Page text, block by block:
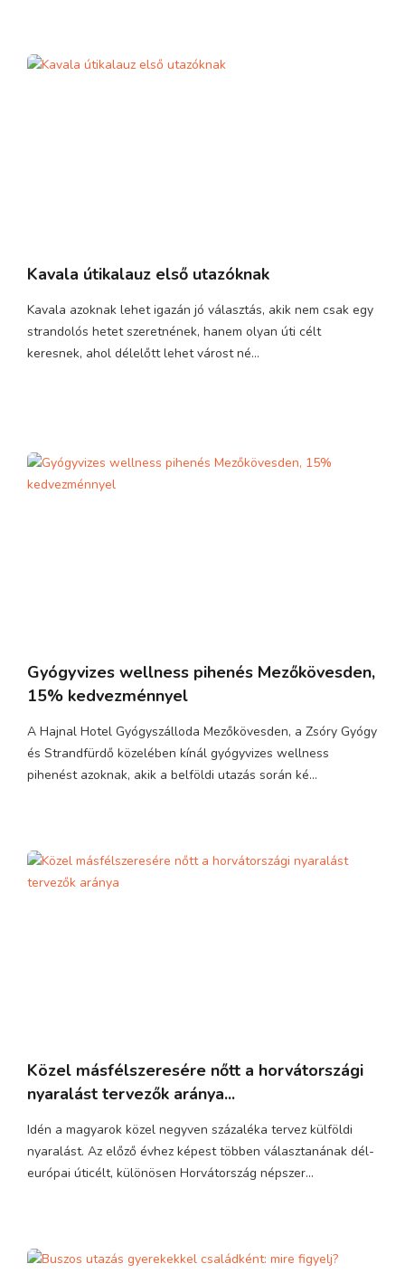
Kavala útikalauz első utazóknak
Kavala azoknak lehet igazán jó választás, akik nem csak egy
strandolós hetet szeretnének, hanem olyan úti célt
keresnek, ahol délelőtt lehet várost né...
Gyógyvizes wellness pihenés Mezőkövesden,
15% kedvezménnyel
A Hajnal Hotel Gyógyszálloda Mezőkövesden, a Zsóry Gyógy
és Strandfürdő közelében kínál gyógyvizes wellness
pihenést azoknak, akik a belföldi utazás során ké...
Közel másfélszeresére nőtt a horvátországi
nyaralást tervezők aránya...
Idén a magyarok közel negyven százaléka tervez külföldi
nyaralást. Az előző évhez képest többen választanának dél-
európai úticélt, különösen Horvátország népszer...